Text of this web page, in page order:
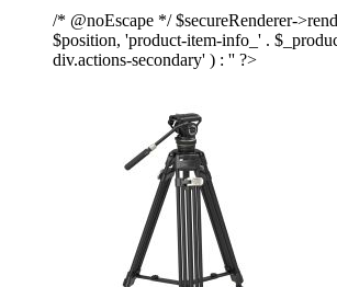
/* @noEscape */ $secureRenderer-
$position, 'product-item-info_' .
div.actions-secondary' ) : '' ?>